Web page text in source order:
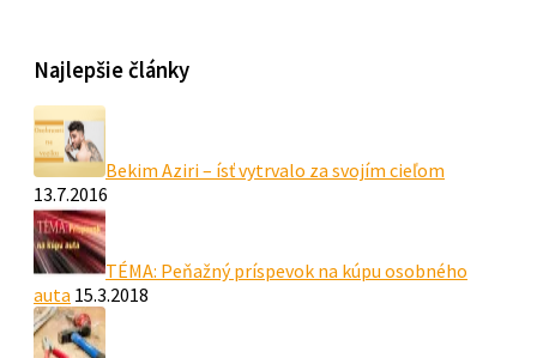
Najlepšie články
Bekim Aziri – ísť vytrvalo za svojím cieľom
13.7.2016
TÉMA: Peňažný príspevok na kúpu osobného
auta 15.3.2018